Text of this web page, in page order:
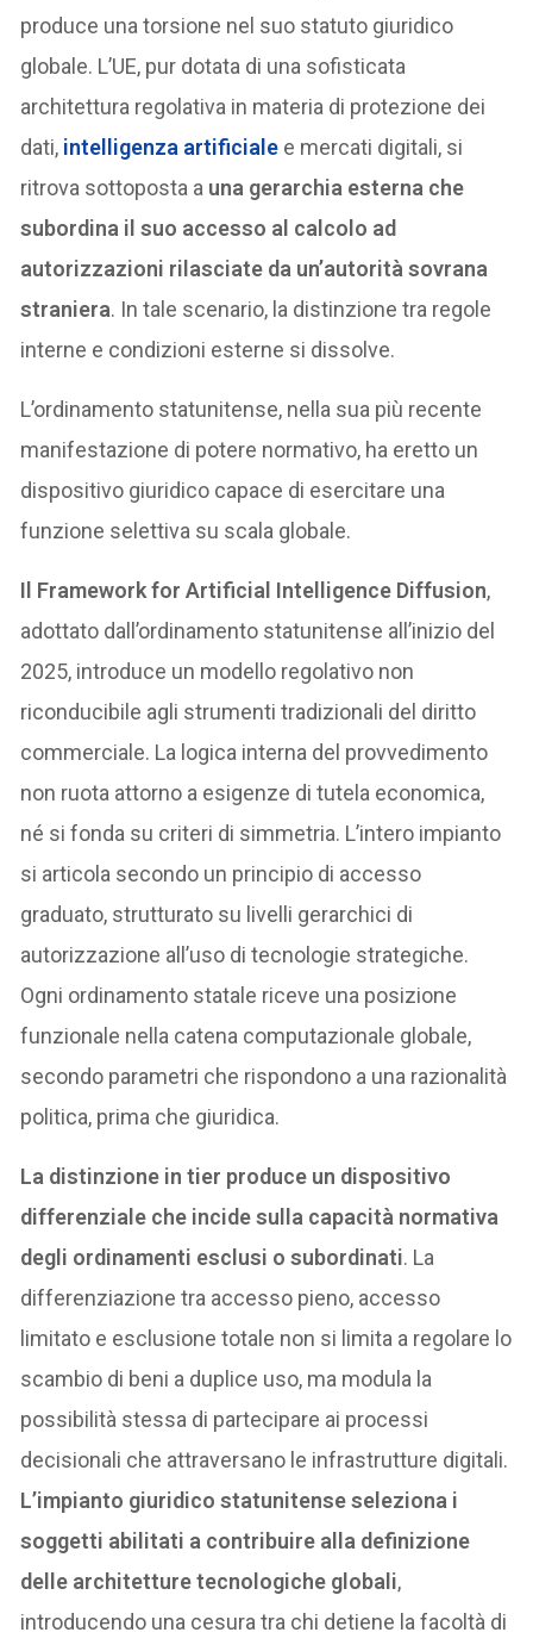
produce una torsione nel suo statuto giuridico
globale. L’UE, pur dotata di una sofisticata
architettura regolativa in materia di protezione dei
dati, intelligenza artificiale e mercati digitali, si
ritrova sottoposta a una gerarchia esterna che
subordina il suo accesso al calcolo ad
autorizzazioni rilasciate da un’autorità sovrana
straniera. In tale scenario, la distinzione tra regole
interne e condizioni esterne si dissolve.
L’ordinamento statunitense, nella sua più recente
manifestazione di potere normativo, ha eretto un
dispositivo giuridico capace di esercitare una
funzione selettiva su scala globale.
Il Framework for Artificial Intelligence Diffusion,
adottato dall’ordinamento statunitense all’inizio del
2025, introduce un modello regolativo non
riconducibile agli strumenti tradizionali del diritto
commerciale. La logica interna del provvedimento
non ruota attorno a esigenze di tutela economica,
né si fonda su criteri di simmetria. L’intero impianto
si articola secondo un principio di accesso
graduato, strutturato su livelli gerarchici di
autorizzazione all’uso di tecnologie strategiche.
Ogni ordinamento statale riceve una posizione
funzionale nella catena computazionale globale,
secondo parametri che rispondono a una razionalità
politica, prima che giuridica.
La distinzione in tier produce un dispositivo
differenziale che incide sulla capacità normativa
degli ordinamenti esclusi o subordinati. La
differenziazione tra accesso pieno, accesso
limitato e esclusione totale non si limita a regolare lo
scambio di beni a duplice uso, ma modula la
possibilità stessa di partecipare ai processi
decisionali che attraversano le infrastrutture digitali.
L’impianto giuridico statunitense seleziona i
soggetti abilitati a contribuire alla definizione
delle architetture tecnologiche globali,
introducendo una cesura tra chi detiene la facoltà di